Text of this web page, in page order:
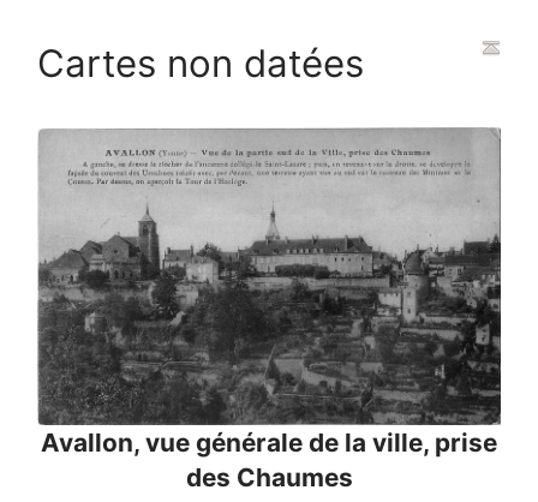
Cartes non datées
Avallon, vue générale de la ville, prise
des Chaumes